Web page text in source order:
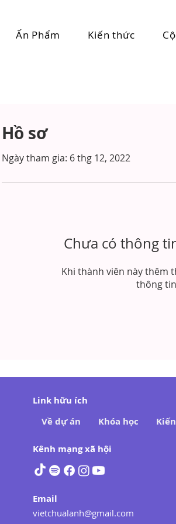
Ấn Phẩm Kiến thức
Hồ sơ
Ngày tham gia: 6 thg 12, 2022
Chưa có thông
Khi thành viên này thêm
thông
Link hữu ích
Về dự án
Khóa học
Kênh mạng xã hội
Email
vietchualanh@gmail.com